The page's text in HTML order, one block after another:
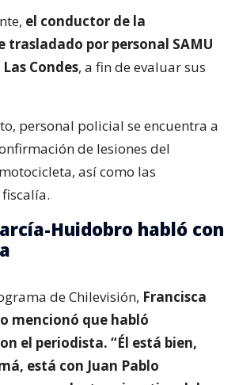
el conductor de la
por personal SAMU
Condes, a fin de evaluar sus
personal policial se encuentra a
de lesiones del
así como las
Huidobro habló con
de Chilevisión, Francisca
mencionó que habló
el periodista. “Él está bien,
está con Juan Pablo